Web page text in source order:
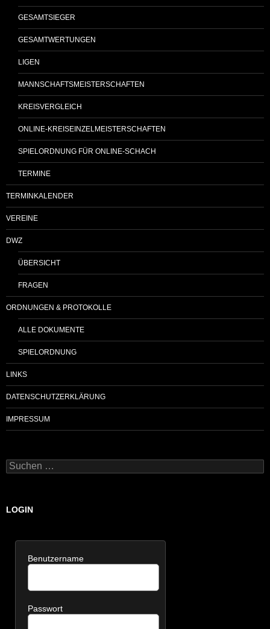
GESAMTSIEGER
GESAMTWERTUNGEN
LIGEN
MANNSCHAFTSMEISTERSCHAFTEN
KREISVERGLEICH
ONLINE-KREISEINZELMEISTERSCHAFTEN
SPIELORDNUNG FÜR ONLINE-SCHACH
TERMINE
TERMINKALENDER
VEREINE
DWZ
ÜBERSICHT
FRAGEN
ORDNUNGEN & PROTOKOLLE
ALLE DOKUMENTE
SPIELORDNUNG
LINKS
DATENSCHUTZERKLÄRUNG
IMPRESSUM
Suchen
nach:
LOGIN
Benutzername
Passwort